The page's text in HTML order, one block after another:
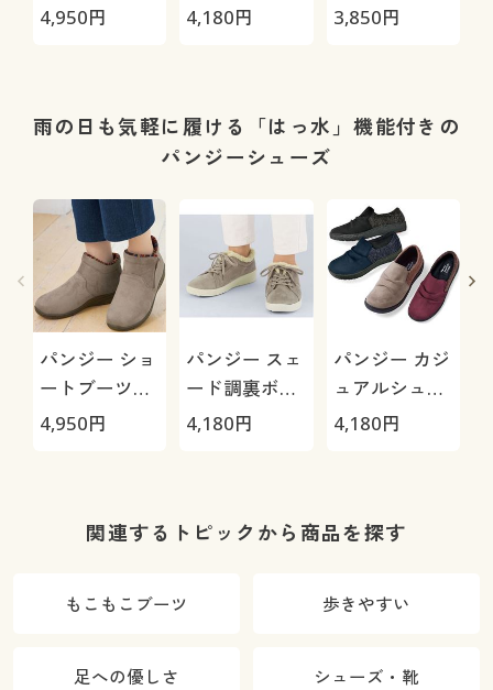
(PS1483)
4,950円 ズ( PS1510)
4,180円
ス シューズ
量)
3,850円
雨の日も気軽に履ける「はっ水」機能付きの
パンジーシューズ
パンジー ショ
ートブーツ
(PS1483)
4,950円
パンジー スェ
ード調裏ボア
シューズ
4,180円
パンジー カジ
ュアルシュー
ズ( PS1510)
4,180円
関連するトピックから商品を探す
もこもこブーツ 歩きやすい
足への優しさ シューズ・靴